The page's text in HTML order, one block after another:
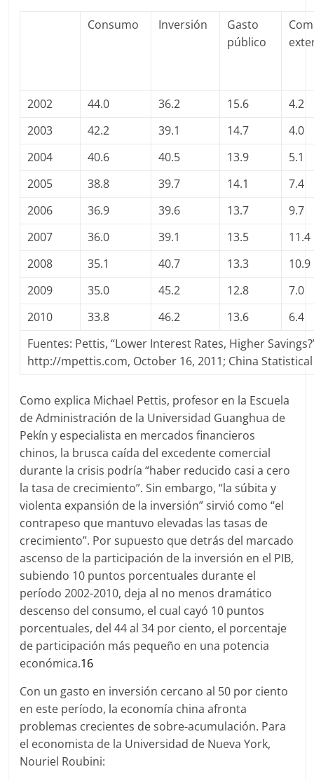
Consumo Inversión
Gasto
público
2002 44.0 36.2 15.6
4.2
2003
42.2 39.1 14.7
4.0
2004
40.6 40.5 13.9
5.1
2005
38.8 39.7 14.1
7.4
2006
36.9 39.6 13.7
9.7
2007
36.0 39.1 13.5
11.4
2008
35.1 40.7 13.3
10.9
2009
35.0 45.2 12.8
7.0
2010
33.8 46.2 13.6
6.4
Fuentes: Pettis, “Lower Interest Rates, Higher
http://mpettis.com, October 16, 2011; China
Como explica Michael Pettis, profesor en la Escuela
de Administración de la Universidad Guanghua de
Pekín y especialista en mercados financieros
chinos, la brusca caída del excedente comercial
durante la crisis podría “haber reducido casi a cero
la tasa de crecimiento”. Sin embargo, “la súbita y
violenta expansión de la inversión” sirvió como “el
contrapeso que mantuvo elevadas las tasas de
crecimiento”. Por supuesto que detrás del marcado
ascenso de la participación de la inversión en el PIB,
subiendo 10 puntos porcentuales durante el
período 2002-2010, deja al no menos dramático
descenso del consumo, el cual cayó 10 puntos
porcentuales, del 44 al 34 por ciento, el porcentaje
de participación más pequeño en una potencia
económica.16
Con un gasto en inversión cercano al 50 por ciento
en este período, la economía china afronta
problemas crecientes de sobre-acumulación. Para
el economista de la Universidad de Nueva York,
Nouriel Roubini: